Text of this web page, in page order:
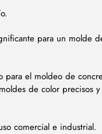
para un molde
para el moldeo de
de color precisos y
comercial e industrial.